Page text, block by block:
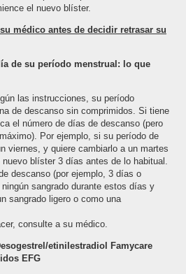
el nuevo blíster.
médico antes de decidir retrasar su
de su período menstrual: lo que
las instrucciones, su período
de descanso sin comprimidos. Si tiene
el número de días de descanso (pero
Por ejemplo, si su período de
viernes, y quiere cambiarlo a un martes
blíster 3 días antes de lo habitual.
descanso (por ejemplo, 3 días o
sangrado durante estos días y
sangrado ligero o como una
consulte a su médico.
etinilestradiol Famycare
EFG